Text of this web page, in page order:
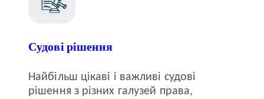
Судові рішення
Найбільш цікаві і важливі судові
рішення з різних галузей права,